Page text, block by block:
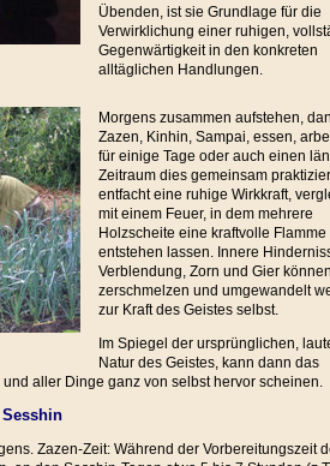
Übenden, ist sie Grundlage für die
Verwirklichung einer ruhigen,
Gegenwärtigkeit in den konkreten
alltäglichen Handlungen.
Morgens zusammen aufstehen,
Zazen, Kinhin, Sampai, essen,
für einige Tage oder auch einen
Zeitraum dies gemeinsam
entfacht eine ruhige Wirkkraft,
mit einem Feuer, in dem mehrere
Holzscheite eine kraftvolle Flamme
entstehen lassen. Innere
Verblendung, Zorn und Gier
zerschmelzen und umgewandelt
zur Kraft des Geistes selbst.
Im Spiegel der ursprünglichen,
Natur des Geistes, kann dann das
aller Dinge ganz von selbst hervor scheinen.
Zazen-Zeit: Während der Vorbereitungszeit